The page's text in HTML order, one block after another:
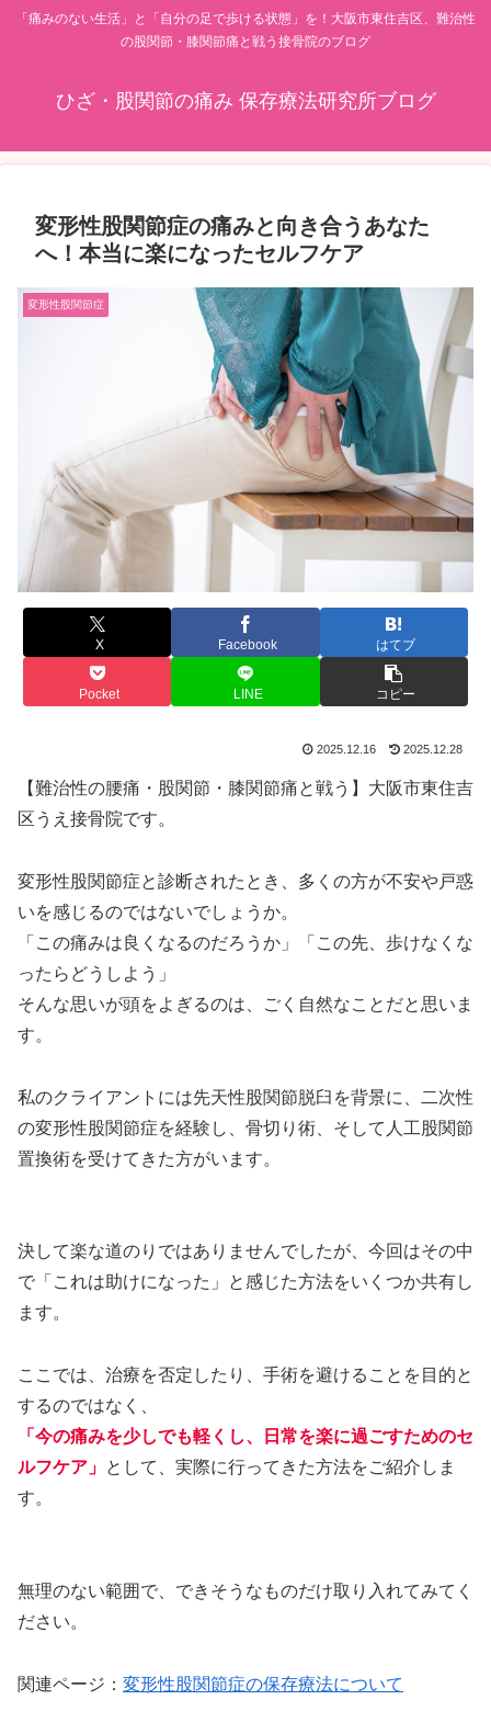
「痛みのない生活」と「自分の足で歩ける状態」を！大阪市東住吉区、難治性
の股関節・膝関節痛と戦う接骨院のブログ
ひざ・股関節の痛み 保存療法研究所ブログ
変形性股関節症の痛みと向き合うあなた
へ！本当に楽になったセルフケア
変形性股関節症
X Facebook はてブ
Pocket LINE コピー
2025.12.16 2025.12.28
【難治性の腰痛・股関節・膝関節痛と戦う】大阪市東住吉
区うえ接骨院です。
変形性股関節症と診断されたとき、多くの方が不安や戸惑
いを感じるのではないでしょうか。
「この痛みは良くなるのだろうか」「この先、歩けなくな
ったらどうしよう」
そんな思いが頭をよぎるのは、ごく自然なことだと思いま
す。
私のクライアントには先天性股関節脱臼を背景に、二次性
の変形性股関節症を経験し、骨切り術、そして人工股関節
置換術を受けてきた方がいます。
決して楽な道のりではありませんでしたが、今回はその中
で「これは助けになった」と感じた方法をいくつか共有し
ます。
ここでは、治療を否定したり、手術を避けることを目的と
するのではなく、
「今の痛みを少しでも軽くし、日常を楽に過ごすためのセ
ルフケア」 として、実際に行ってきた方法をご紹介しま
す。
無理のない範囲で、できそうなものだけ取り入れてみてく
ださい。
関連ページ： 変形性股関節症の保存療法について